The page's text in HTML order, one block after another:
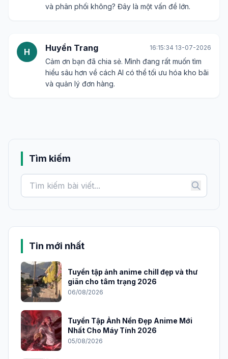
và phân phối không? Đây là một vấn đề lớn.
H Huyền Trang 16:15:34 13-07-2026
Cảm ơn bạn đã chia sẻ. Mình đang rất muốn tìm
hiểu sâu hơn về cách AI có thể tối ưu hóa kho bãi
và quản lý đơn hàng.
Tìm kiếm
Tin mới nhất
Tuyển tập ảnh anime chill đẹp và thư
giãn cho tâm trạng 2026
06/08/2026
Tuyển Tập Ảnh Nền Đẹp Anime Mới
Nhất Cho Máy Tính 2026
05/08/2026